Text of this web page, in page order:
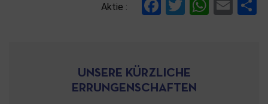
Aktie : Facebook
Twitter
UNSERE KÜRZLICHE
ERRUNGENSCHAFTEN